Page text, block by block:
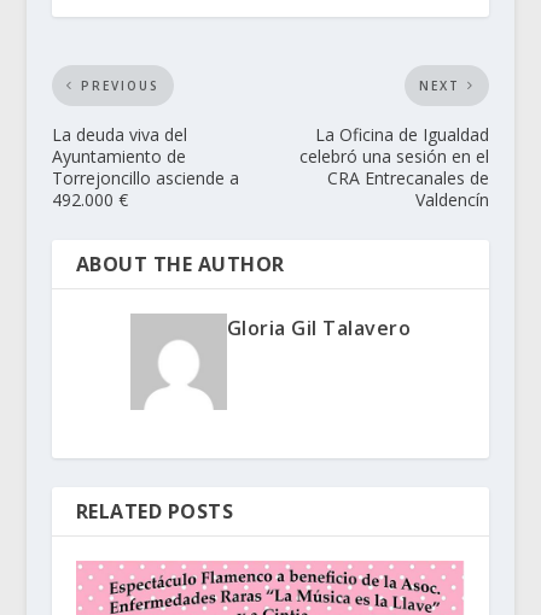
PREVIOUS
La deuda viva del
Ayuntamiento de
Torrejoncillo asciende a
492.000 €
NEXT
La Oficina de Igualdad
celebró una sesión en el
CRA Entrecanales de
Valdencín
ABOUT THE AUTHOR
Gloria Gil Talavero
RELATED POSTS